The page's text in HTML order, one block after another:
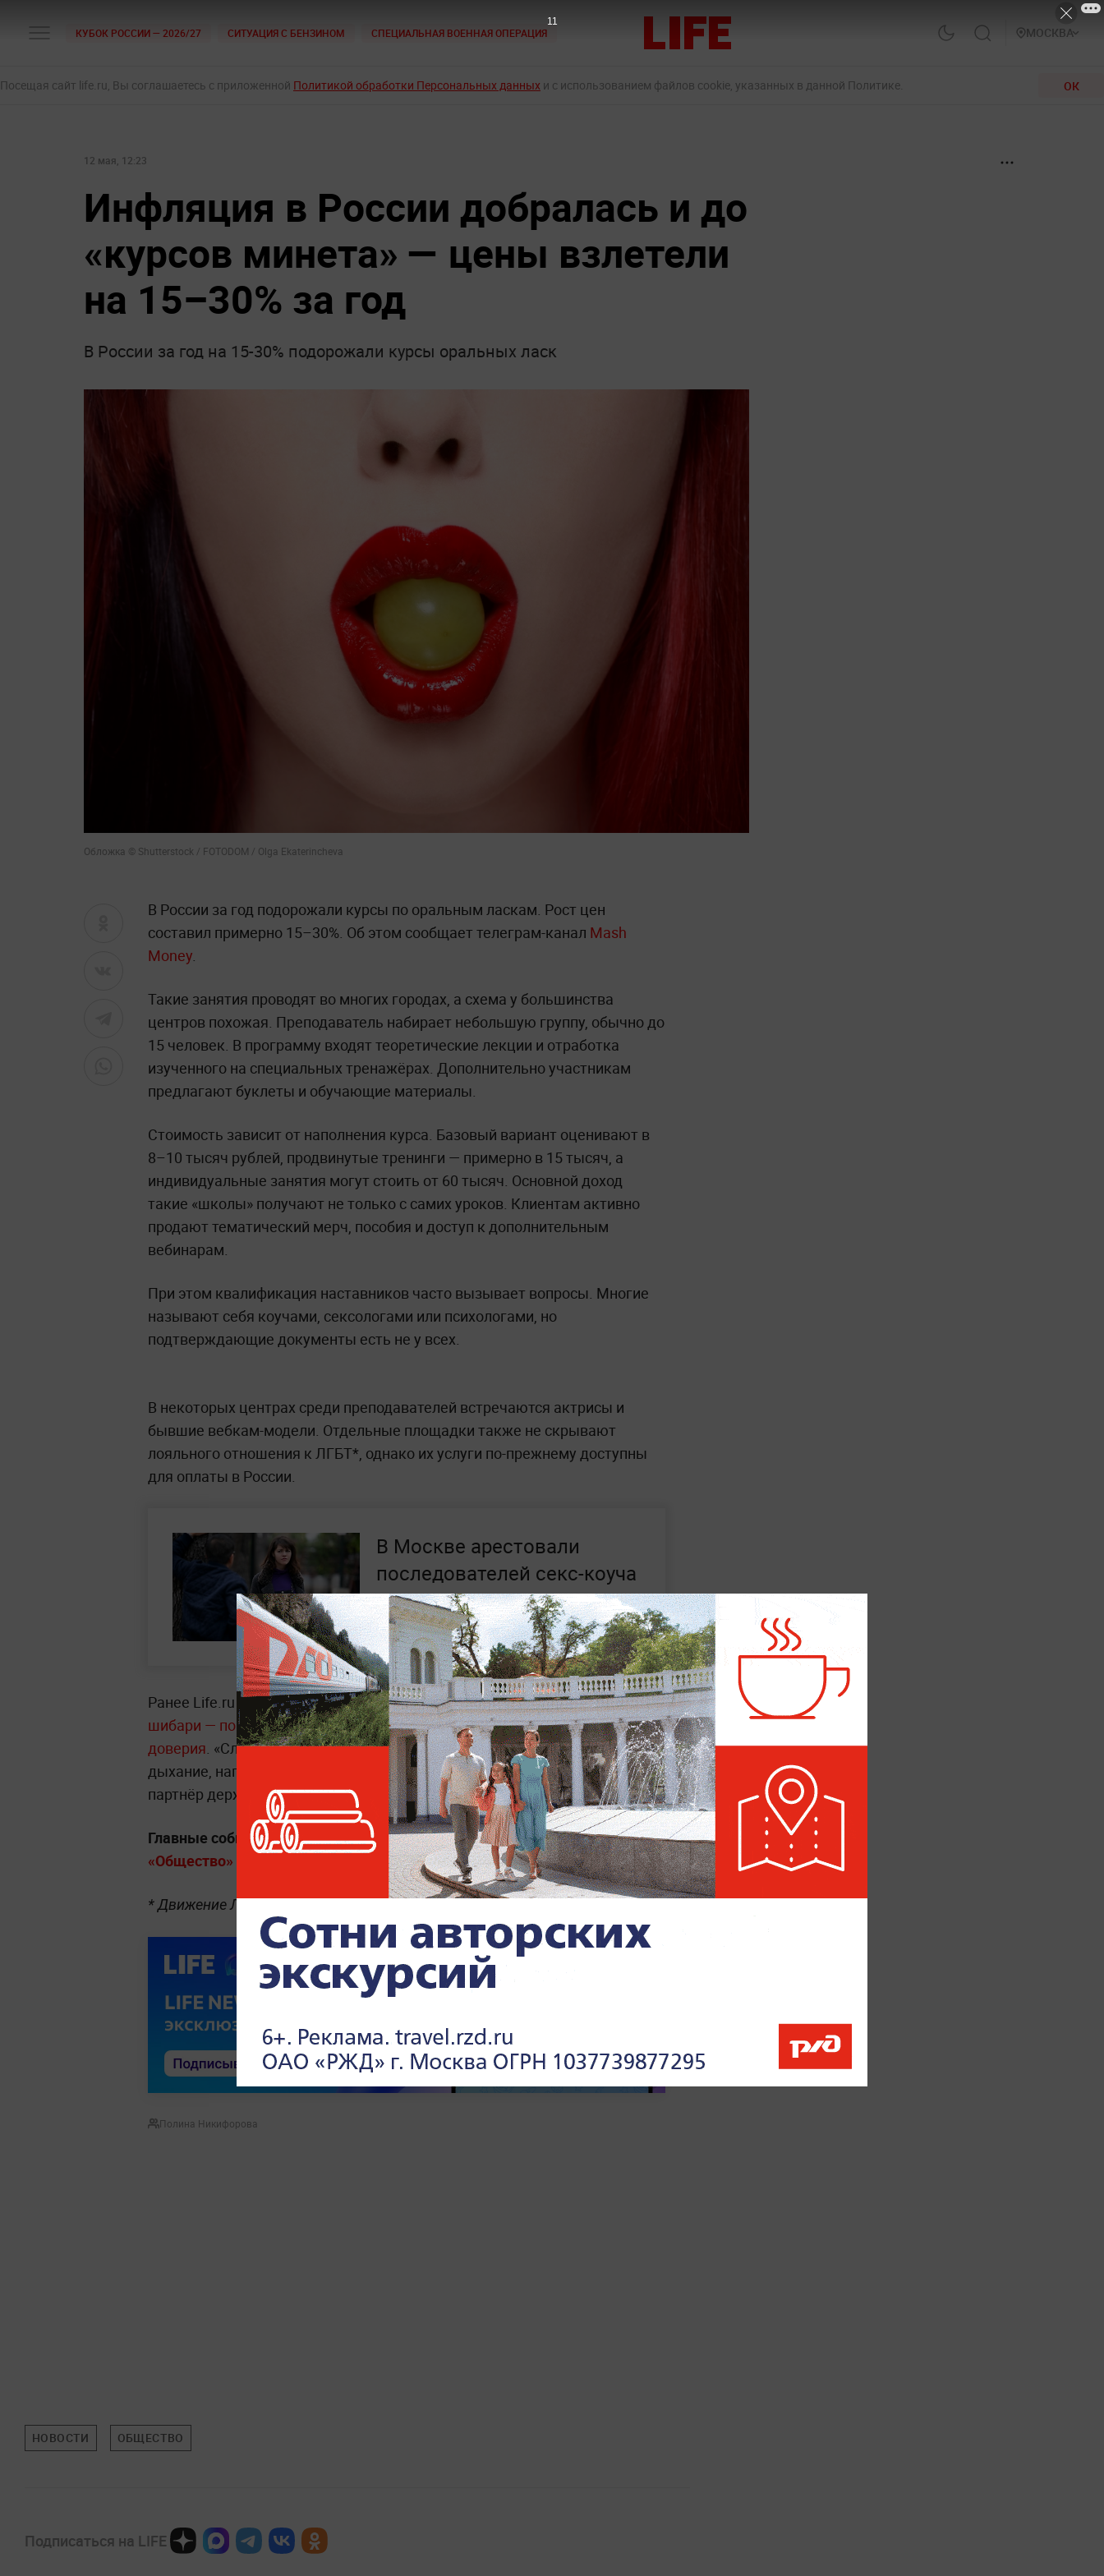
КУБОК РОССИИ — 2026/27 СИТУАЦИЯ С БЕНЗИНОМ СПЕЦИАЛЬНАЯ ВОЕННАЯ ОПЕРАЦИЯ МОСКВА
Посещая сайт life.ru, Вы соглашаетесь с приложенной Политикой обработки Персональных данных и с использованием файлов cookie, указанных в данной Политике. ОК
12 мая, 12:23
Инфляция в России добралась и до
«курсов минета» — цены взлетели
на 15–30% за год
В России за год на 15-30% подорожали курсы оральных ласк
Обложка © Shutterstock / FOTODOM / Olga Ekaterincheva
В России за год подорожали курсы по оральным ласкам. Рост цен
составил примерно 15–30%. Об этом сообщает телеграм-канал Mash
Money.
Такие занятия проводят во многих городах, а схема у большинства
центров похожая. Преподаватель набирает небольшую группу, обычно до
15 человек. В программу входят теоретические лекции и отработка
изученного на специальных тренажёрах. Дополнительно участникам
предлагают буклеты и обучающие материалы.
Стоимость зависит от наполнения курса. Базовый вариант оценивают в
8–10 тысяч рублей, продвинутые тренинги — примерно в 15 тысяч, а
индивидуальные занятия могут стоить от 60 тысяч. Основной доход
такие «школы» получают не только с самих уроков. Клиентам активно
продают тематический мерч, пособия и доступ к дополнительным
вебинарам.
При этом квалификация наставников часто вызывает вопросы. Многие
называют себя коучами, сексологами или психологами, но
подтверждающие документы есть не у всех.
В некоторых центрах среди преподавателей встречаются актрисы и
бывшие вебкам-модели. Отдельные площадки также не скрывают
лояльного отношения к ЛГБТ*, однако их услуги по-прежнему доступны
для оплаты в России.
В Москве арестовали
последователей секс-коуча
Лесли за домогательства к
девушкам
Ранее Life.ru сообщал, чтояпонское искусство связывания верёвками —
шибари — помогает некоторым парам достичь нового уровня близости и
доверия. «Слушать» в шибари означает считывать невысказанное:
дыхание, напряжение мышц, позу, выражение лица и даже то, как
партнёр держит или отпускает верёвку.
Главные события и истории о том, чем живут люди, —в разделе
«Общество» на Life.ru
* Движение ЛГБТ признано экстремистским и запрещено в РФ.
Полина Никифорова
НОВОСТИ ОБЩЕСТВО
Подписаться на LIFE
10